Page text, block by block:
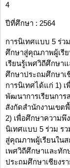
4
ปีที่ศึกษา : 2564
การนิเทศแบบ 5 ร่ว
ศึกษาสู่คุณภาพผู้เรีย
เรียนรู้เพศวิถีศึกษา
ศึกษาประถมศึกษาเ
การนิเทศได้แก่ 1)
พัฒนาการเรียนกา
สังกัดสำนักงานเขต
2) เพื่อศึกษาความ
นิเทศแบบ 5 ร่วม ร
สู่คุณภาพผู้เรียนในส
เพศวิถีศึกษาและทัก
ประถมศึกษาเชียงร